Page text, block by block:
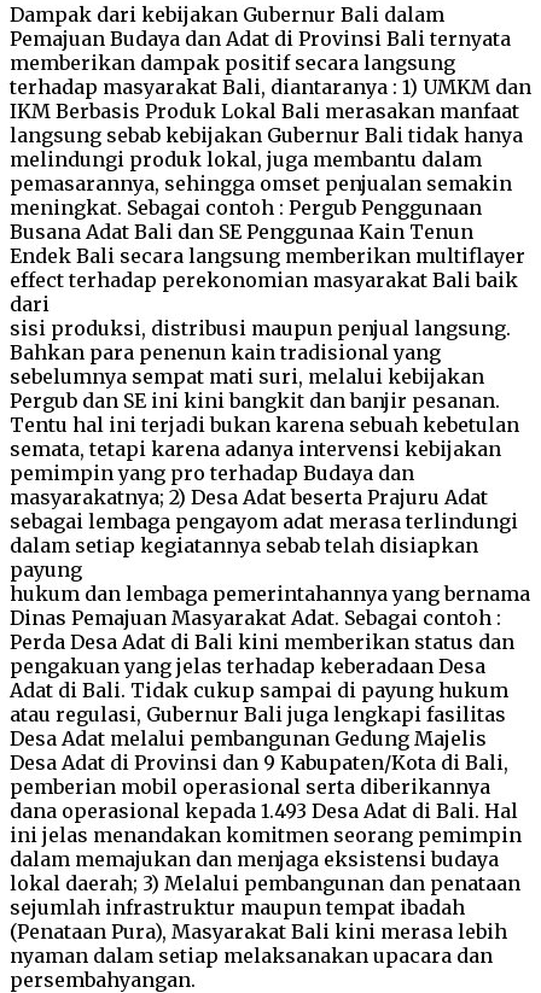
Dampak dari kebijakan Gubernur Bali dalam
Pemajuan Budaya dan Adat di Provinsi Bali ternyata
memberikan dampak positif secara langsung
terhadap masyarakat Bali, diantaranya : 1) UMKM dan
IKM Berbasis Produk Lokal Bali merasakan manfaat
langsung sebab kebijakan Gubernur Bali tidak hanya
melindungi produk lokal, juga membantu dalam
pemasarannya, sehingga omset penjualan semakin
meningkat. Sebagai contoh : Pergub Penggunaan
Busana Adat Bali dan SE Penggunaa Kain Tenun
Endek Bali secara langsung memberikan multiflayer
effect terhadap perekonomian masyarakat Bali baik
dari
sisi produksi, distribusi maupun penjual langsung.
Bahkan para penenun kain tradisional yang
sebelumnya sempat mati suri, melalui kebijakan
Pergub dan SE ini kini bangkit dan banjir pesanan.
Tentu hal ini terjadi bukan karena sebuah kebetulan
semata, tetapi karena adanya intervensi kebijakan
pemimpin yang pro terhadap Budaya dan
masyarakatnya; 2) Desa Adat beserta Prajuru Adat
sebagai lembaga pengayom adat merasa terlindungi
dalam setiap kegiatannya sebab telah disiapkan
payung
hukum dan lembaga pemerintahannya yang bernama
Dinas Pemajuan Masyarakat Adat. Sebagai contoh :
Perda Desa Adat di Bali kini memberikan status dan
pengakuan yang jelas terhadap keberadaan Desa
Adat di Bali. Tidak cukup sampai di payung hukum
atau regulasi, Gubernur Bali juga lengkapi fasilitas
Desa Adat melalui pembangunan Gedung Majelis
Desa Adat di Provinsi dan 9 Kabupaten/Kota di Bali,
pemberian mobil operasional serta diberikannya
dana operasional kepada 1.493 Desa Adat di Bali. Hal
ini jelas menandakan komitmen seorang pemimpin
dalam memajukan dan menjaga eksistensi budaya
lokal daerah; 3) Melalui pembangunan dan penataan
sejumlah infrastruktur maupun tempat ibadah
(Penataan Pura), Masyarakat Bali kini merasa lebih
nyaman dalam setiap melaksanakan upacara dan
persembahyangan.